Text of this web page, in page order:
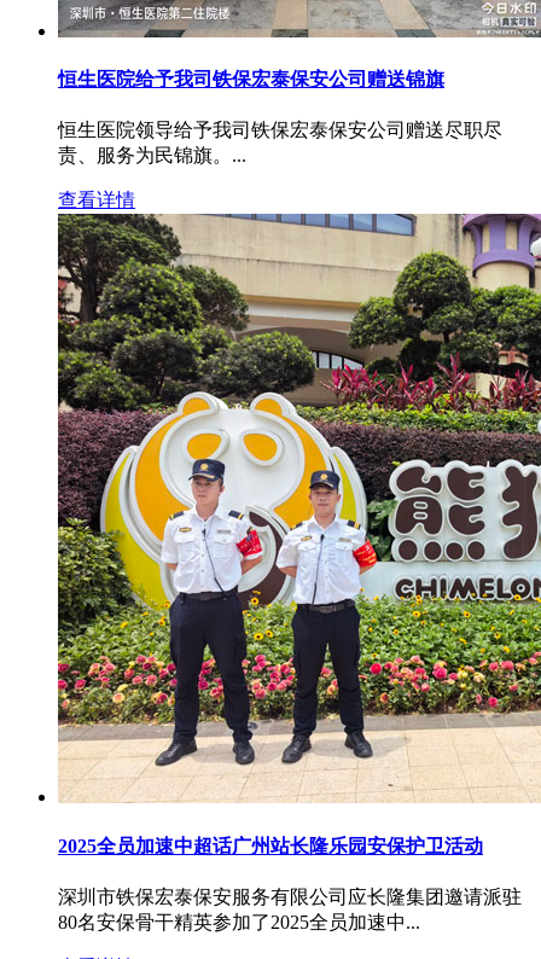
恒生医院给予我司铁保宏泰保安公司赠送锦旗
恒生医院领导给予我司铁保宏泰保安公司赠送尽职尽
责、服务为民锦旗。...
查看详情
2025全员加速中超话广州站长隆乐园安保护卫活动
深圳市铁保宏泰保安服务有限公司应长隆集团邀请派驻
80名安保骨干精英参加了2025全员加速中...